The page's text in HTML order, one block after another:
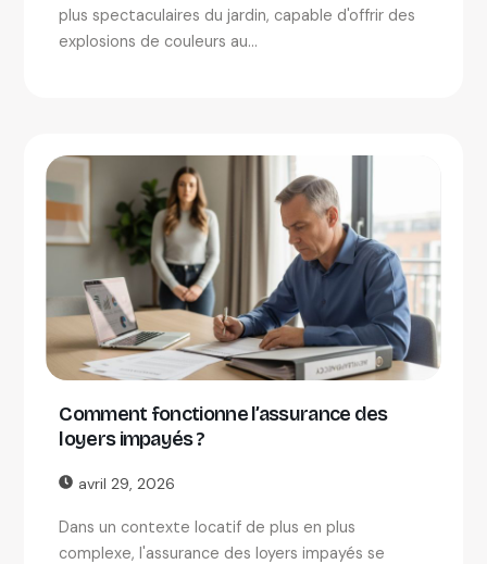
plus spectaculaires du jardin, capable d'offrir des
explosions de couleurs au...
Comment fonctionne l’assurance des
loyers impayés ?
avril 29, 2026
Dans un contexte locatif de plus en plus
complexe, l'assurance des loyers impayés se